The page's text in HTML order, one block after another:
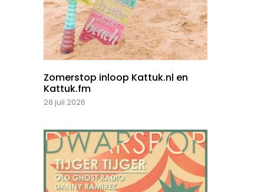
Zomerstop inloop Kattuk.nl en
Kattuk.fm
28 juli 2026